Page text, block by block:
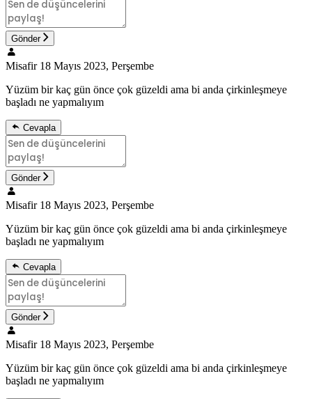
Gönder
Misafir 18 Mayıs 2023, Perşembe
Yüzüm bir kaç gün önce çok güzeldi ama bi anda çirkinleşmeye
başladı ne yapmalıyım
Cevapla
Gönder
Misafir 18 Mayıs 2023, Perşembe
Yüzüm bir kaç gün önce çok güzeldi ama bi anda çirkinleşmeye
başladı ne yapmalıyım
Cevapla
Gönder
Misafir 18 Mayıs 2023, Perşembe
Yüzüm bir kaç gün önce çok güzeldi ama bi anda çirkinleşmeye
başladı ne yapmalıyım